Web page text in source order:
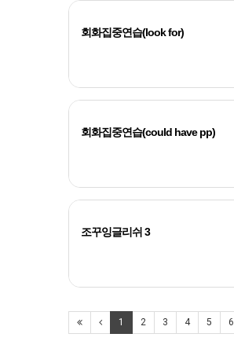
회화집중연습(look for)
회화집중연습(could have pp)
조꾸잉글리쉬 3
1 2 3 4 5 6